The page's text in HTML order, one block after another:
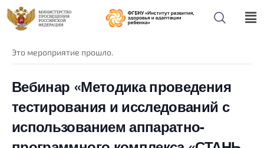
« Все Мероприятия
Это мероприятие прошло.
Вебинар «Методика проведения
тестирования и исследований с
использованием аппаратно-